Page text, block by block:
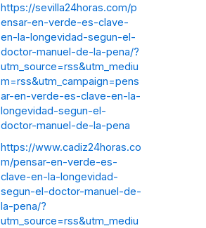
https://sevilla24horas.com/p
ensar-en-verde-es-clave-
en-la-longevidad-segun-el-
doctor-manuel-de-la-pena/?
utm_source=rss&utm_mediu
m=rss&utm_campaign=pens
ar-en-verde-es-clave-en-la-
longevidad-segun-el-
doctor-manuel-de-la-pena
https://www.cadiz24horas.co
m/pensar-en-verde-es-
clave-en-la-longevidad-
segun-el-doctor-manuel-de-
la-pena/?
utm_source=rss&utm_mediu